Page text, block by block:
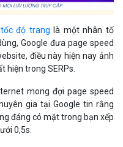
tốc độ trang là một nhân tố
Google đưa page speed
điều này hiện nay ảnh
hiện trong SERPs.
mong đợi page speed
gia tại Google tin rằng
đáng có mặt trong bạn xếp
0,5s.